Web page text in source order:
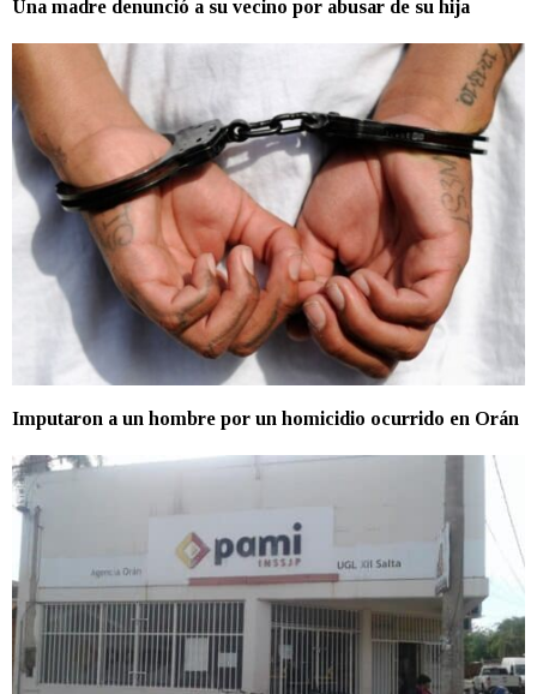
Una madre denunció a su vecino por abusar de su hija
Imputaron a un hombre por un homicidio ocurrido en Orán